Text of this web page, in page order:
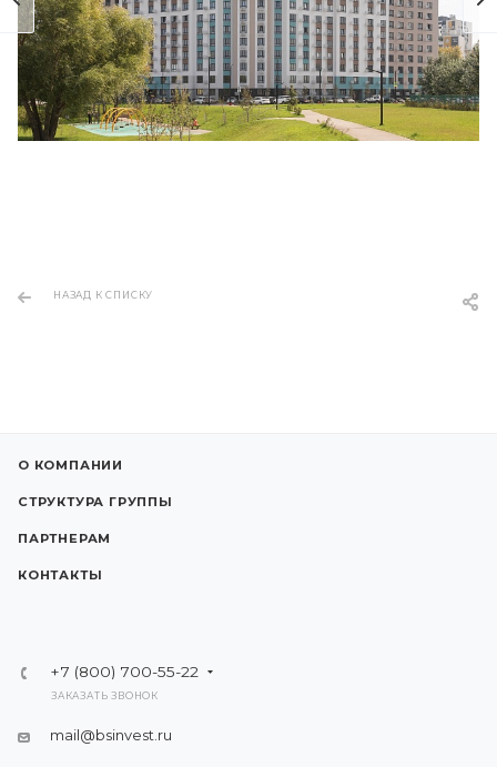
НАЗАД К СПИСКУ
О КОМПАНИИ
СТРУКТУРА ГРУППЫ
ПАРТНЕРАМ
КОНТАКТЫ
+7 (800) 700-55-22
ЗАКАЗАТЬ ЗВОНОК
mail@bsinvest.ru